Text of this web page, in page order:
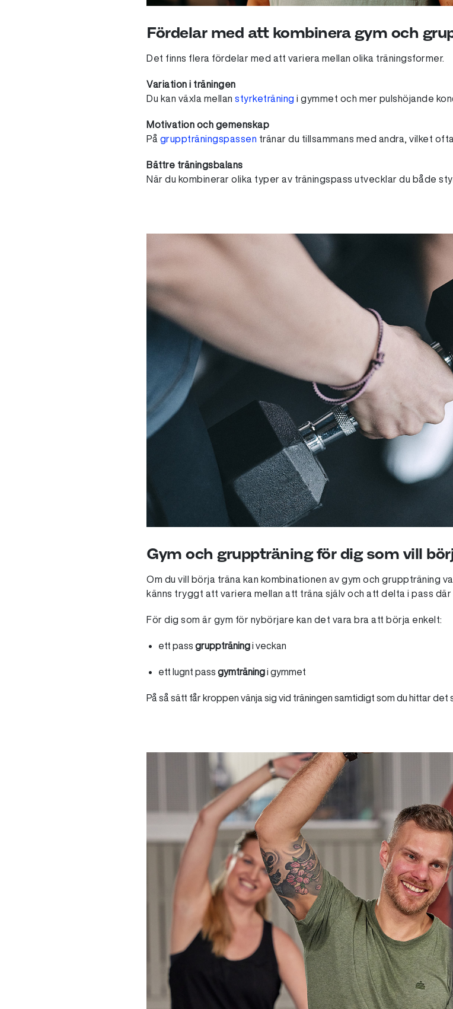
Fördelar med att kombinera gym och
Det finns flera fördelar med att variera mellan olika träningsformer.
Variation i träningen
Du kan växla mellan styrketräning i gymmet och mer pulshöjande
Motivation och gemenskap
På gruppträningspassen tränar du tillsammans med andra, vilket
Bättre träningsbalans
När du kombinerar olika typer av träningspass utvecklar du både
Gym och gruppträning för dig som vill
Om du vill börja träna kan kombinationen av gym och gruppträning
känns tryggt att variera mellan att träna själv och att delta i pass
För dig som är gym för nybörjare kan det vara bra att börja enkelt:
ett pass gruppträningi veckan
ett lugnt pass gymträningi gymmet
På så sätt får kroppen vänja sig vid träningen samtidigt som du hittar det